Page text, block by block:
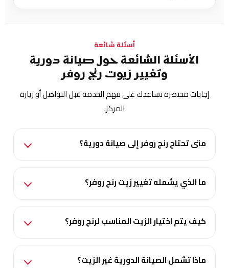
أسئلة شائعة
الأسئلة الشائعة حول صيانة دورية
وتغيير زيوت رنج روفر
إجابات مختصرة تساعدك على فهم الخدمة قبل التواصل أو زيارة
المركز.
متى تحتاج رنج روفر إلى صيانة دورية؟
ما الذي يشمله تغيير زيت رنج روفر؟
كيف يتم اختيار الزيت المناسب لرنج روفر؟
ماذا تشمل الصيانة الدورية غير الزيت؟